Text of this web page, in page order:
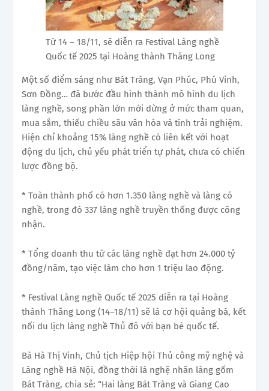
Từ 14 – 18/11, sẽ diễn ra Festival Làng nghề
Quốc tế 2025 tại Hoàng thành Thăng Long
Một số điểm sáng như Bát Tràng, Vạn Phúc, Phú Vinh,
Sơn Đồng… đã bước đầu hình thành mô hình du lịch
làng nghề, song phần lớn mới dừng ở mức tham quan,
mua sắm, thiếu chiều sâu văn hóa và tính trải nghiệm.
Hiện chỉ khoảng 15% làng nghề có liên kết với hoạt
động du lịch, chủ yếu phát triển tự phát, chưa có chiến
lược đồng bộ.
* Toàn thành phố có hơn 1.350 làng nghề và làng có
nghề, trong đó 337 làng nghề truyền thống được công
nhận.
* Tổng doanh thu từ các làng nghề đạt hơn 24.000 tỷ
đồng/năm, tạo việc làm cho hơn 1 triệu lao động.
* Festival Làng nghề Quốc tế 2025 diễn ra tại Hoàng
thành Thăng Long (14–18/11) sẽ là cơ hội quảng bá, kết
nối du lịch làng nghề Thủ đô với bạn bè quốc tế.
Bà Hà Thị Vinh, Chủ tịch Hiệp hội Thủ công mỹ nghệ và
Làng nghề Hà Nội, đồng thời là nghệ nhân làng gốm
Bát Tràng, chia sẻ: “Hai làng Bát Tràng và Giang Cao